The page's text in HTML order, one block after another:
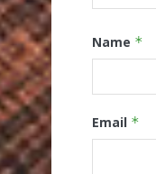
Name *
Email *